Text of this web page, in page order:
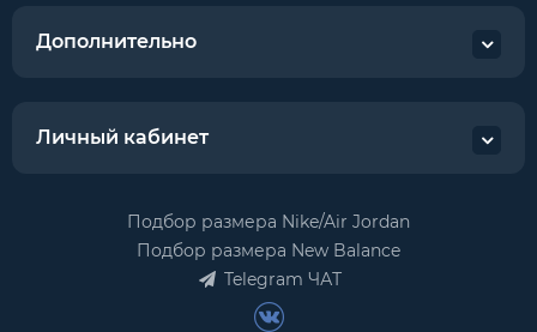
Дополнительно
Личный кабинет
Подбор размера Nike/Air Jordan
Подбор размера New Balance
Telegram ЧАТ